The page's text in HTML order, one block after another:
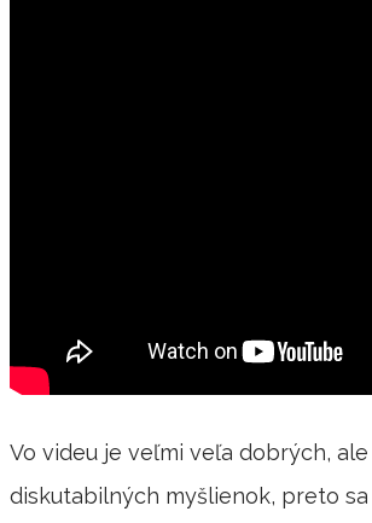
Vo videu je veľmi veľa dobrých, ale
diskutabilných myšlienok, preto sa